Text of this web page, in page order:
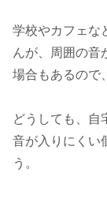
学校やカフェな
んが、周囲の音
場合もあるので
どうしても、自
音が入りにくい
う。